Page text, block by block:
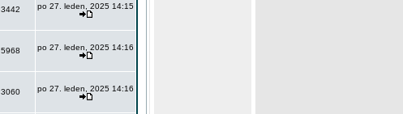
3442 po 27. leden, 2025 14:15
5968 po 27. leden, 2025 14:16
3060 po 27. leden, 2025 14:16